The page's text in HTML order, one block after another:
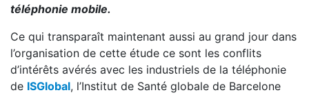
téléphonie mobile.
Ce qui transparaît maintenant aussi au grand jour dans
l’organisation de cette étude ce sont les conflits
d’intérêts avérés avec les industriels de la téléphonie
de ISGlobal, l’Institut de Santé globale de Barcelone